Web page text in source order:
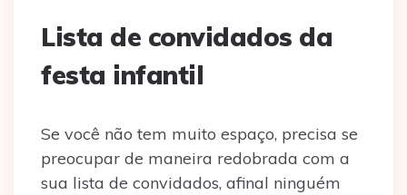
Lista de convidados da
festa infantil
Se você não tem muito espaço, precisa se
preocupar de maneira redobrada com a
sua lista de convidados, afinal ninguém